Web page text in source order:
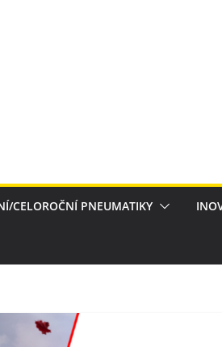
CELOROČNÍ PNEUMATIKY